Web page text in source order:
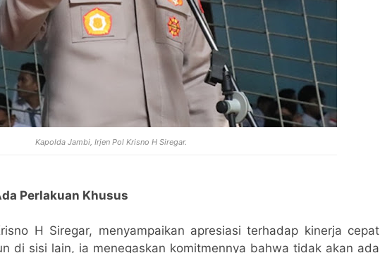
Kapolda Jambi, Irjen Pol Krisno H Siregar.
Perlakuan Khusus
H Siregar, menyampaikan apresiasi terhadap kinerja cepat
di sisi lain, ia menegaskan komitmennya bahwa tidak akan ada